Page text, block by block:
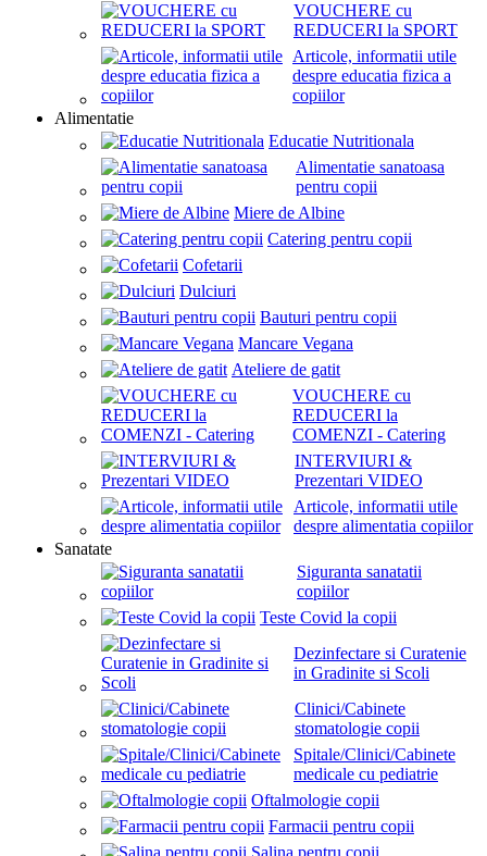
VOUCHERE cu
REDUCERI la SPORT
Articole, informatii utile
despre educatia fizica a
copiilor
Alimentatie
Educatie Nutritionala
Alimentatie sanatoasa
pentru copii
Miere de Albine
Catering pentru copii
Cofetarii
Dulciuri
Bauturi pentru copii
Mancare Vegana
Ateliere de gatit
VOUCHERE cu
REDUCERI la
COMENZI - Catering
INTERVIURI &
Prezentari VIDEO
Articole, informatii utile
despre alimentatia copiilor
Sanatate
Siguranta sanatatii
copiilor
Teste Covid la copii
Dezinfectare si Curatenie
in Gradinite si Scoli
Clinici/Cabinete
stomatologie copii
Spitale/Clinici/Cabinete
medicale cu pediatrie
Oftalmologie copii
Farmacii pentru copii
Salina pentru copii